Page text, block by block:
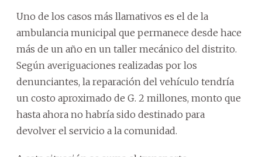
Uno de los casos más llamativos es el de la
ambulancia municipal que permanece desde hace
más de un año en un taller mecánico del distrito.
Según averiguaciones realizadas por los
denunciantes, la reparación del vehículo tendría
un costo aproximado de G. 2 millones, monto que
hasta ahora no habría sido destinado para
devolver el servicio a la comunidad.